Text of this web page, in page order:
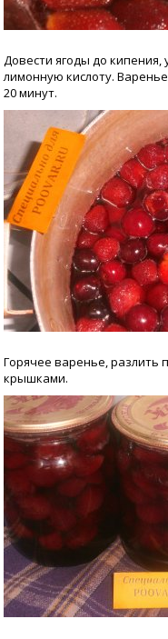
Довести ягоды до кипения,
лимонную кислоту.
20 минут.
Горячее варенье, разлить
крышками.